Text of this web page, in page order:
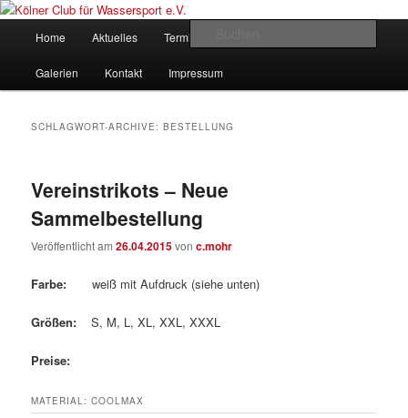
Zum
wechseln
Zum
wechselnKölner Club für Wassersport e.V.
gegründet 1907
Home Aktuelles Termine
Galerien Kontakt Impressum
SCHLAGWORT-ARCHIVE:BESTELLUNG
Vereinstrikots – Neue
Sammelbestellung
Veröffentlicht am26.04.2015vonc.mohr
Farbe:weiß mit Aufdruck (siehe unten)
Größen: S, M, L, XL, XXL, XXXL
Preise:
MATERIAL: COOLMAX